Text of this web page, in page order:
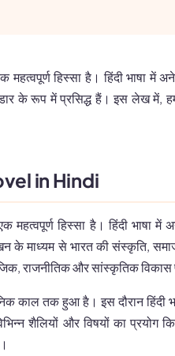
महत्वपूर्ण हिस्सा है। हिंदी भाषा में
के रूप में प्रसिद्ध हैं। इस लेख में, हम
in Hindi
महत्वपूर्ण हिस्सा है। हिंदी भाषा में
के माध्यम से भारत की संस्कृति,
राजनीतिक और सांस्कृतिक विकास
काल तक हुआ है। इस दौरान हिंदी
शैलियों और विषयों का प्रयोग